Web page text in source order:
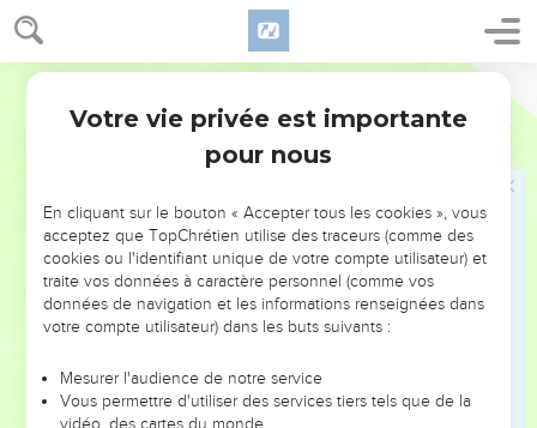
1 Samuel 30
même livré la bande de pillards qui avaient attaqué Siclag.
Personne ne peut approuver votre proposition. En effet,
“A chacun sa part de butin, à celui qui marche au combat
comme à celui qui garde le camp : entre eux, ils
Ce jour-là David érigea cette décision en règle légale pour
Israël ; et cette règle est encore valable aujourd’hui.
De retour à Siclag, David envoya des parts de butin à ceux
des anciens de Juda qui étaient ses amis. Il leur faisait dire :
« Voici pour vous un cadeau tiré du butin pris aux ennemis
du Seigneur. »
Néguev, de Yattir,
Votre vie privée est importante
pour nous
En cliquant sur le bouton « Accepter tous les cookies », vous
acceptez que TopChrétien utilise des traceurs (comme des
cookies ou l'identifiant unique de votre compte utilisateur) et
traite vos données à caractère personnel (comme vos
données de navigation et les informations renseignées dans
votre compte utilisateur) dans les buts suivants :
Mesurer l'audience de notre service
Vous permettre d'utiliser des services tiers tels que de la
vidéo, des cartes du monde…